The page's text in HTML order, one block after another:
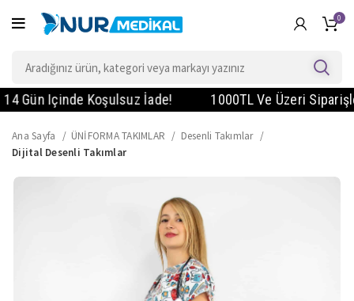
0
Içinde Koşulsuz İade! 1000TL Ve Üzeri
Ana Sayfa ÜNİFORMA TAKIMLAR
Desenli Takımlar
Dijital Desenli Takımlar